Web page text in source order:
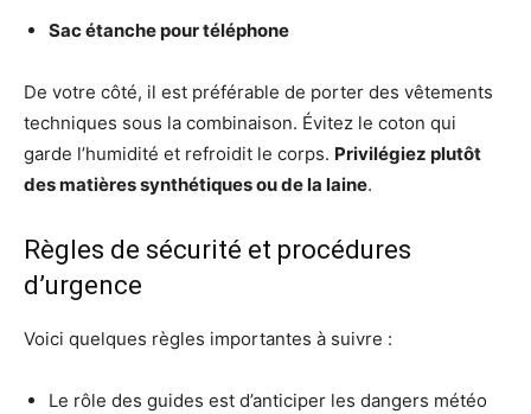
Sac étanche pour téléphone
De votre côté, il est préférable de porter des vêtements
techniques sous la combinaison. Évitez le coton qui
garde l’humidité et refroidit le corps. Privilégiez plutôt
des matières synthétiques ou de la laine.
Règles de sécurité et procédures
d’urgence
Voici quelques règles importantes à suivre :
Le rôle des guides est d’anticiper les dangers météo